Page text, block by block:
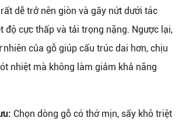
dễ trở nên giòn và gãy nứt dưới tác
độ cực thấp và tải trọng nặng. Ngược lại,
của gỗ giúp cấu trúc dai hơn, chịu
nhiệt mà không làm giảm khả năng
Chọn dòng gỗ có thớ mịn, sấy khô triệt